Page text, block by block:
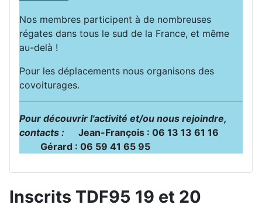
Nos membres participent à de nombreuses
régates dans tous le sud de la France, et même
au-delà !
Pour les déplacements nous organisons des
covoiturages.
Pour découvrir l'activité et/ou nous rejoindre,
contacts :
Jean-François : 06 13 13 61 16
Gérard : 06 59 41 65 95
Inscrits TDF95 19 et 20